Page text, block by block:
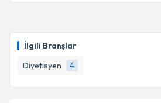
İlgili Branşlar
Diyetisyen
4
E-posta Adresiniz